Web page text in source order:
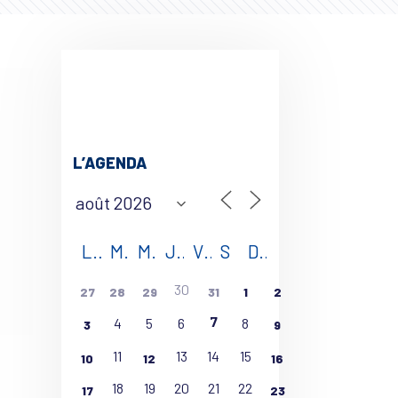
L’AGENDA
L M M J V S D
27 28 29 30 31 1 2
3 4 5 6 7 8 9
10 11 12 13 14 15 16
17 18 19 20 21 22 23